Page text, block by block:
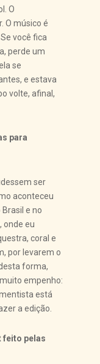
O
O músico é
você fica
perde um
se
e estava
volte, afinal,
para
ser
aconteceu
e no
onde eu
coral e
por levarem o
forma,
empenho:
está
a edição.
feito pelas